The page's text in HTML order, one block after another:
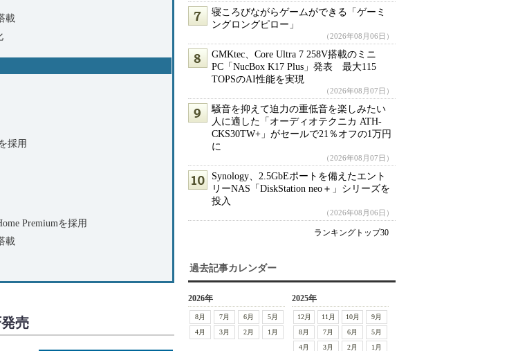
載
採用
Premiumを採用
載
売
寝ころびながらゲームができる「ゲーミ
ングロングピロー」
（2026年08月06日）
GMKtec、Core Ultra 7 258V搭載のミニ
PC「NucBox K17 Plus」発表 最大115
TOPSのAI性能を実現
（2026年08月07日）
騒音を抑えて迫力の重低音を楽しみたい
人に適した「オーディオテクニカ ATH-
CKS30TW+」がセールで21％オフの1万円
に
（2026年08月07日）
Synology、2.5GbEポートを備えたエント
リーNAS「DiskStation neo＋」シリーズを
投入
（2026年08月06日）
ランキングトップ30
過去記事カレンダー
2026年
8月 7月 6月
5月
4月
3月 2月 1月
2025年
12月 11月 10月
9月
8月
7月 6月
5月
4月
3月 2月 1月